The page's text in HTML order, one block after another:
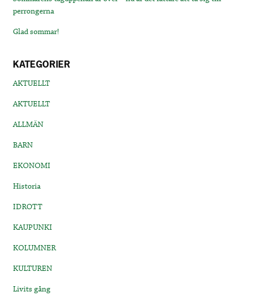
perrongerna
Glad sommar!
KATEGORIER
AKTUELLT
AKTUELLT
ALLMÄN
BARN
EKONOMI
Historia
IDROTT
KAUPUNKI
KOLUMNER
KULTUREN
Livits gång